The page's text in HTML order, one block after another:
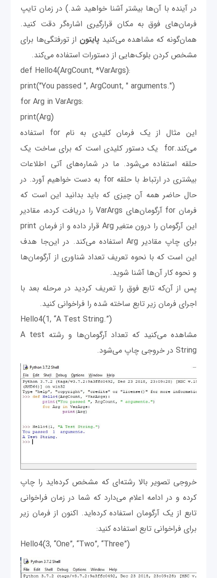
در آینده با آن‌ها بیشتر آشنا خواهید شد.) در زمان تایپ
فرمان‌های فوق به مکان قرارگیری اشاره‌گر دقت کنید.
همان‌گونه که مشاهده می‌کنید پایتون از تورفتگی‌ها برای
مشخص کردن بلوک‌هایی از دستورات استفاده می‌کند.
def Hello4(ArgCount, *VarArgs):
print("You passed ", ArgCount, " arguments.")
for Arg in VarArgs:
print(Arg)
این مثال از یک فرمان کلیدی به نام for استفاده
می‌کند.for یک دستور کلیدی است که برای ساخت یک
حلقه استفاده می‌شود. ما در شماره‌های آتی اطلاعات
بیشتری در ارتباط با حلقه for به دست خواهیم آورد. در
حال حاضر همه آن چیزی که باید بدانید این است که
فرمان for آرگومان‌های VarArgs را دریافت کرده، مقادیر
این آرگومان را درون متغیر Arg قرار داده و از فرمان print
برای چاپ مقادیر Arg استفاده می‌کند. در این‌جا هدف
این است که با نحوه تعریف تعداد شناوری از آرگومان‌ها
و نحوه کار آن‌ها آشنا شوید.
پس از آن‌که تابع فوق را تعریف کردید در مرحله بعد با
اجرای فرمان زیر تابع ساخته شده را فراخوانی کنید.
Hello4(1, “A Test String.”)
مشاهده می‌کنید که تعداد آرگومان‌ها و رشته A test
String در خروجی چاپ می‌شود.
خروجی تصویر بالا رشته‌ای که مشخص کرده‌اید را چاپ
کرده و در ادامه اعلام می‌دارد که شما در زمان فراخوانی
تابع از یک آرگومان استفاده کرده‌اید. اکنون از فرمان زیر
برای فراخوانی تابع استفاده کنید:
Hello4(3, “One”, “Two”, “Three”)